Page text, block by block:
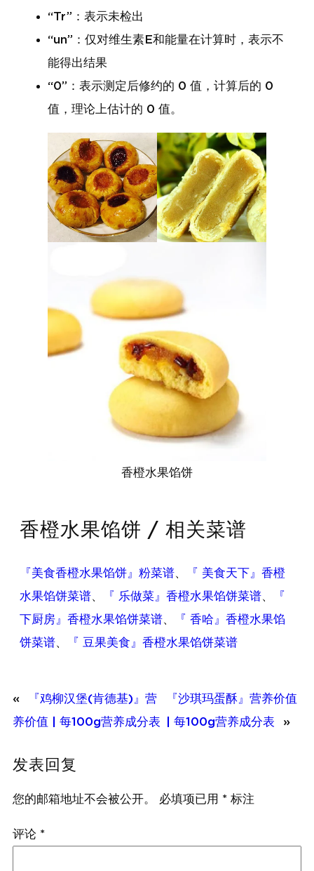
“Tr”：表示未检出
“un”：仅对维生素E和能量在计算时，表示不
能得出结果
“0”：表示测定后修约的 0 值，计算后的 0
值，理论上估计的 0 值。
香橙水果馅饼
香橙水果馅饼 / 相关菜谱
『美食香橙水果馅饼』粉菜谱、
『 美食天下』香橙
水果馅饼菜谱、 『 乐做菜』香橙水果馅饼菜谱、
『
下厨房』香橙水果馅饼菜谱、
『 香哈』香橙水果馅
饼菜谱、 『 豆果美食』香橙水果馅饼菜谱
«
『鸡柳汉堡(肯德基)』营
养价值 | 每100g营养成分表
『沙琪玛蛋酥』营养价值
| 每100g营养成分表
»
发表回复
您的邮箱地址不会被公开。 必填项已用 * 标注
评论 *